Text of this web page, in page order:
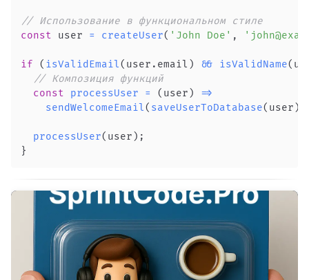
// Использование в функциональном стиле
const user = createUser( 'John Doe' ,
if ( isValidEmail( user . email ) && isValidName(
// Композиция функций
const
processUser = ( user )
=>
sendWelcomeEmail( saveUserToDatabase( user )
processUser( user ) ;
}